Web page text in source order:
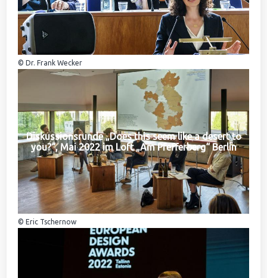
© Dr. Frank Wecker
Diskussionsrunde „Does this seem like a desert to
you?“, Mai 2022 im Loft „Am Pfefferberg“ Berlin
© Eric Tschernow